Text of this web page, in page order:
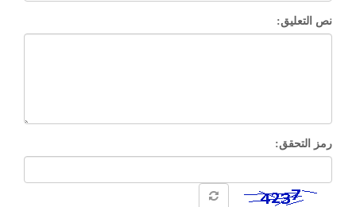
نص التعليق:
رمز التحقق: